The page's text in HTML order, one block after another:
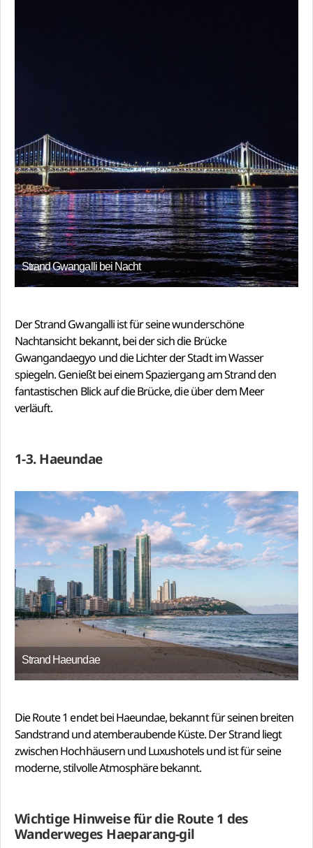
Strand Gwangalli bei Nacht
Der Strand Gwangalli ist für seine wunderschöne
Nachtansicht bekannt, bei der sich die Brücke
Gwangandaegyo und die Lichter der Stadt im Wasser
spiegeln. Genießt bei einem Spaziergang am Strand den
fantastischen Blick auf die Brücke, die über dem Meer
verläuft.
1-3. Haeundae
Strand Haeundae
Die Route 1 endet bei Haeundae, bekannt für seinen breiten
Sandstrand und atemberaubende Küste. Der Strand liegt
zwischen Hochhäusern und Luxushotels und ist für seine
moderne, stilvolle Atmosphäre bekannt.
Wichtige Hinweise für die Route 1 des
Wanderweges Haeparang-gil